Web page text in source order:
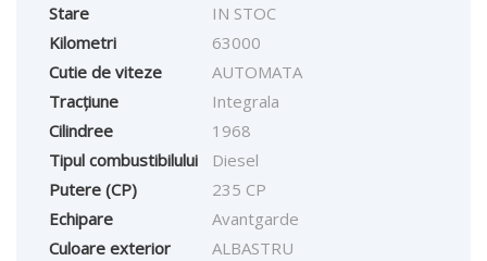
Stare
IN STOC
Kilometri
63000
Cutie de viteze
AUTOMATA
Tracțiune
Integrala
Cilindree
1968
Tipul combustibilului
Diesel
Putere (CP)
235 CP
Echipare
Avantgarde
Culoare exterior
ALBASTRU